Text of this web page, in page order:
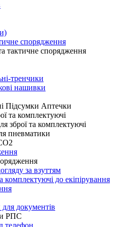
спорядження
тактичне спорядження
тренчики
нашивки
Підсумки Аптечки
та комплектуючі
зброї та комплектуючі
пневматики
за взуттям
комплектуючі до екіпірування
документів
РПС
телефон